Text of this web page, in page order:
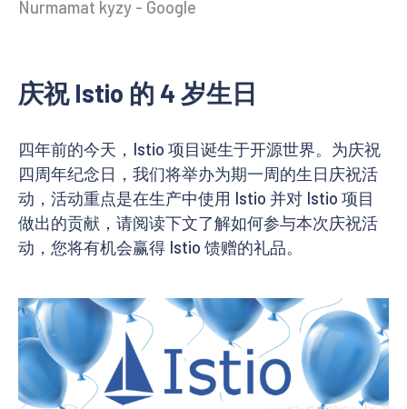
Nurmamat kyzy - Google
庆祝 Istio 的 4 岁生日
四年前的今天，Istio 项目诞生于开源世界。为庆祝
四周年纪念日，我们将举办为期一周的生日庆祝活
动，活动重点是在生产中使用 Istio 并对 Istio 项目
做出的贡献，请阅读下文了解如何参与本次庆祝活
动，您将有机会赢得 Istio 馈赠的礼品。